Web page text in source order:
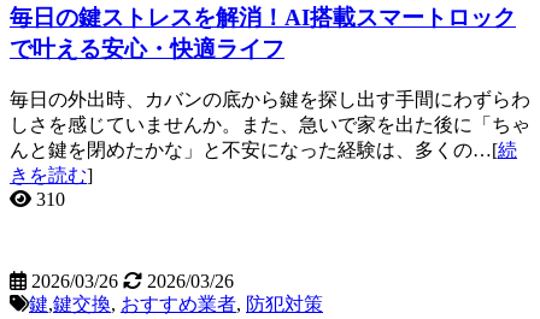
毎日の鍵ストレスを解消！AI搭載スマートロック
で叶える安心・快適ライフ
毎日の外出時、カバンの底から鍵を探し出す手間にわずらわ
しさを感じていませんか。また、急いで家を出た後に「ちゃ
んと鍵を閉めたかな」と不安になった経験は、多くの…[続
きを読む]
310
2026/03/26
2026/03/26
鍵,鍵交換, おすすめ業者, 防犯対策